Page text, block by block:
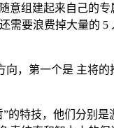
意组建起来自己的
需要浪费掉大量的
，第一个是 主将
的特技，他们分别